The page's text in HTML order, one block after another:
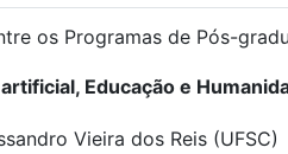
os Programas de Pós-
Educação e
Vieira dos Reis (UFSC)